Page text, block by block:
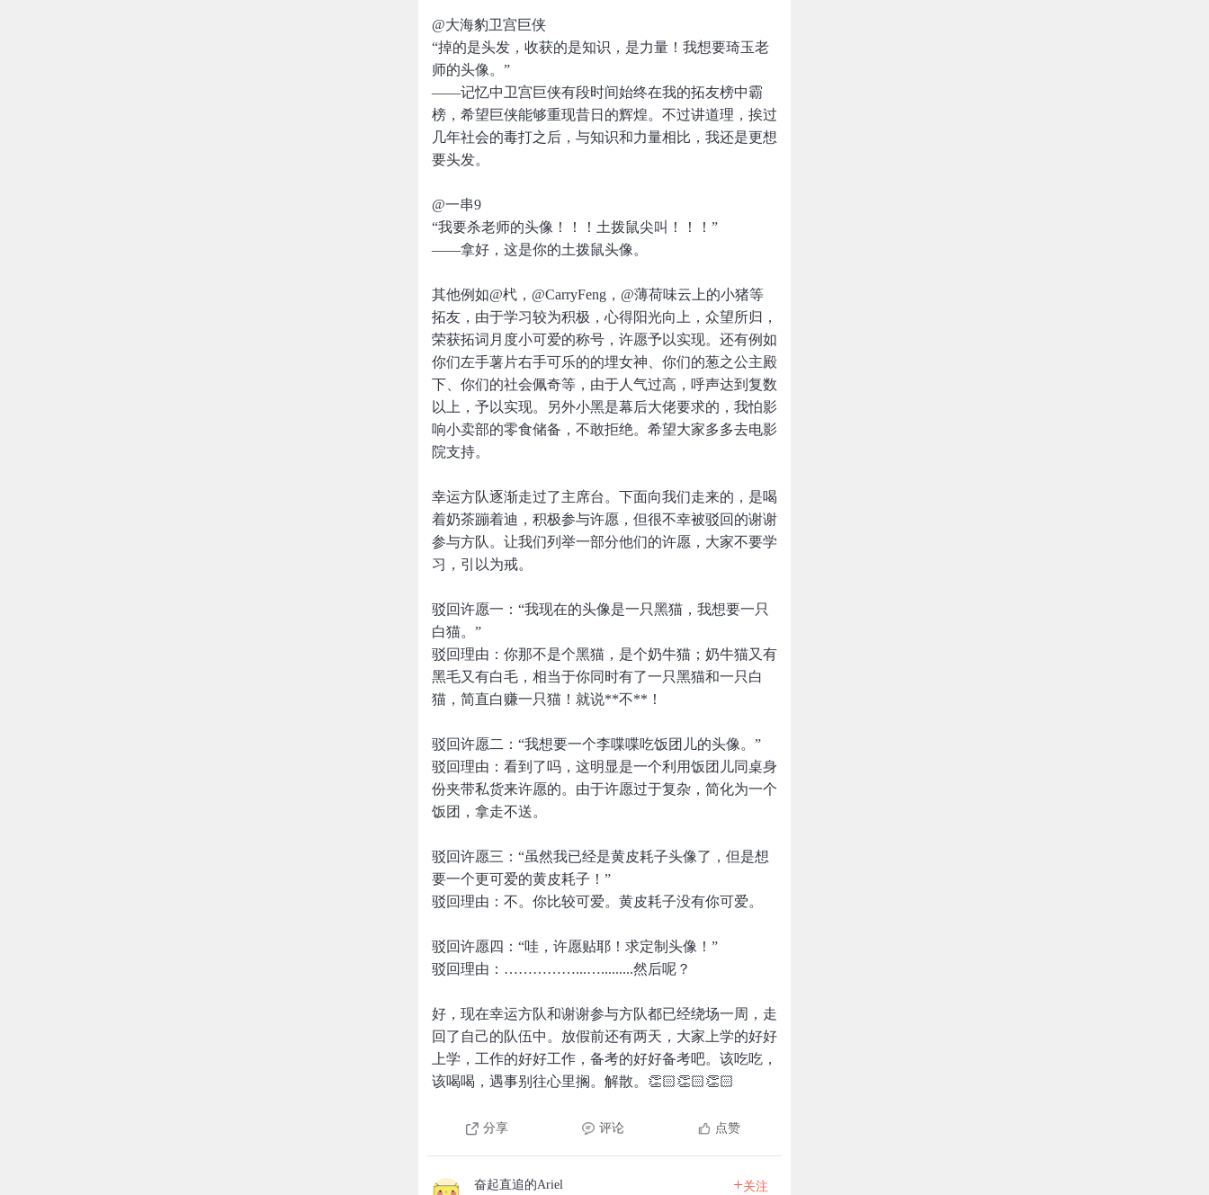
@大海豹卫宫巨侠
“掉的是头发，收获的是知识，是力量！我想要琦玉老
师的头像。”
——记忆中卫宫巨侠有段时间始终在我的拓友榜中霸
榜，希望巨侠能够重现昔日的辉煌。不过讲道理，挨过
几年社会的毒打之后，与知识和力量相比，我还是更想
要头发。
@一串9
“我要杀老师的头像！！！土拨鼠尖叫！！！”
——拿好，这是你的土拨鼠头像。
其他例如@杙，@CarryFeng，@薄荷味云上的小猪等
拓友，由于学习较为积极，心得阳光向上，众望所归，
荣获拓词月度小可爱的称号，许愿予以实现。还有例如
你们左手薯片右手可乐的的埋女神、你们的葱之公主殿
下、你们的社会佩奇等，由于人气过高，呼声达到复数
以上，予以实现。另外小黑是幕后大佬要求的，我怕影
响小卖部的零食储备，不敢拒绝。希望大家多多去电影
院支持。
幸运方队逐渐走过了主席台。下面向我们走来的，是喝
着奶茶蹦着迪，积极参与许愿，但很不幸被驳回的谢谢
参与方队。让我们列举一部分他们的许愿，大家不要学
习，引以为戒。
驳回许愿一：“我现在的头像是一只黑猫，我想要一只
白猫。”
驳回理由：你那不是个黑猫，是个奶牛猫；奶牛猫又有
黑毛又有白毛，相当于你同时有了一只黑猫和一只白
猫，简直白赚一只猫！就说**不**！
驳回许愿二：“我想要一个李喋喋吃饭团儿的头像。”
驳回理由：看到了吗，这明显是一个利用饭团儿同桌身
份夹带私货来许愿的。由于许愿过于复杂，简化为一个
饭团，拿走不送。
驳回许愿三：“虽然我已经是黄皮耗子头像了，但是想
要一个更可爱的黄皮耗子！”
驳回理由：不。你比较可爱。黄皮耗子没有你可爱。
驳回许愿四：“哇，许愿贴耶！求定制头像！”
驳回理由：……………...….........然后呢？
好，现在幸运方队和谢谢参与方队都已经绕场一周，走
回了自己的队伍中。放假前还有两天，大家上学的好好
上学，工作的好好工作，备考的好好备考吧。该吃吃，
该喝喝，遇事别往心里搁。解散。👏🏻👏🏻👏🏻
分享 评论 点赞
奋起直追的Ariel +关注